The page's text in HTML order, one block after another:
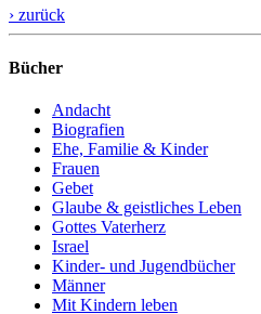
› zurück
Bücher
Andacht
Biografien
Ehe, Familie & Kinder
Frauen
Gebet
Glaube & geistliches Leben
Gottes Vaterherz
Israel
Kinder- und Jugendbücher
Männer
Mit Kindern leben